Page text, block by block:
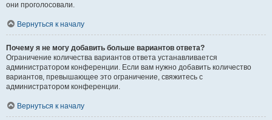
они проголосовали.
Вернуться к началу
Почему я не могу добавить больше вариантов ответа?
Ограничение количества вариантов ответа устанавливается
администратором конференции. Если вам нужно добавить количество
вариантов, превышающее это ограничение, свяжитесь с
администратором конференции.
Вернуться к началу